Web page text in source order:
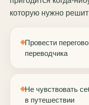
которую нужно
Провести
переводчика
Не чувствовать
в путешествии